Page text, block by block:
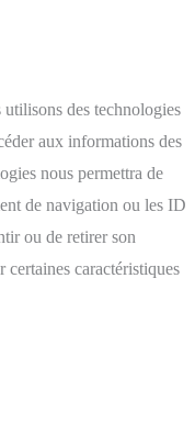
des technologies
aux informations des
nous permettra de
de navigation ou les ID
ou de retirer son
caractéristiques